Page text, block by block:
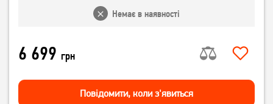
Немає в наявності
6 699 грн
Повiдомити, коли з'явиться